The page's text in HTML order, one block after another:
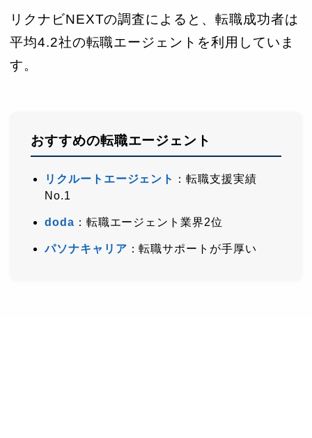
リクナビNEXTの調査によると、転職成功者は
平均4.2社の転職エージェントを利用していま
す。
おすすめの転職エージェント
リクルートエージェント
：転職支援実績
No.1
doda ：転職エージェント業界2位
パソナキャリア ：転職サポートが手厚い